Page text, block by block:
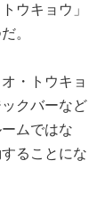
ウキョウ」
。
・トウキョ
クバーなど
ムではな
ることにな